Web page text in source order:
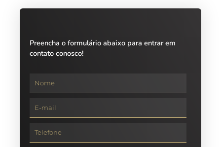
Preencha o formulário abaixo para entrar em
contato conosco!